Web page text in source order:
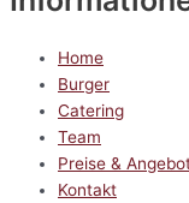
Home
Burger
Catering
Team
Preise &
Kontakt